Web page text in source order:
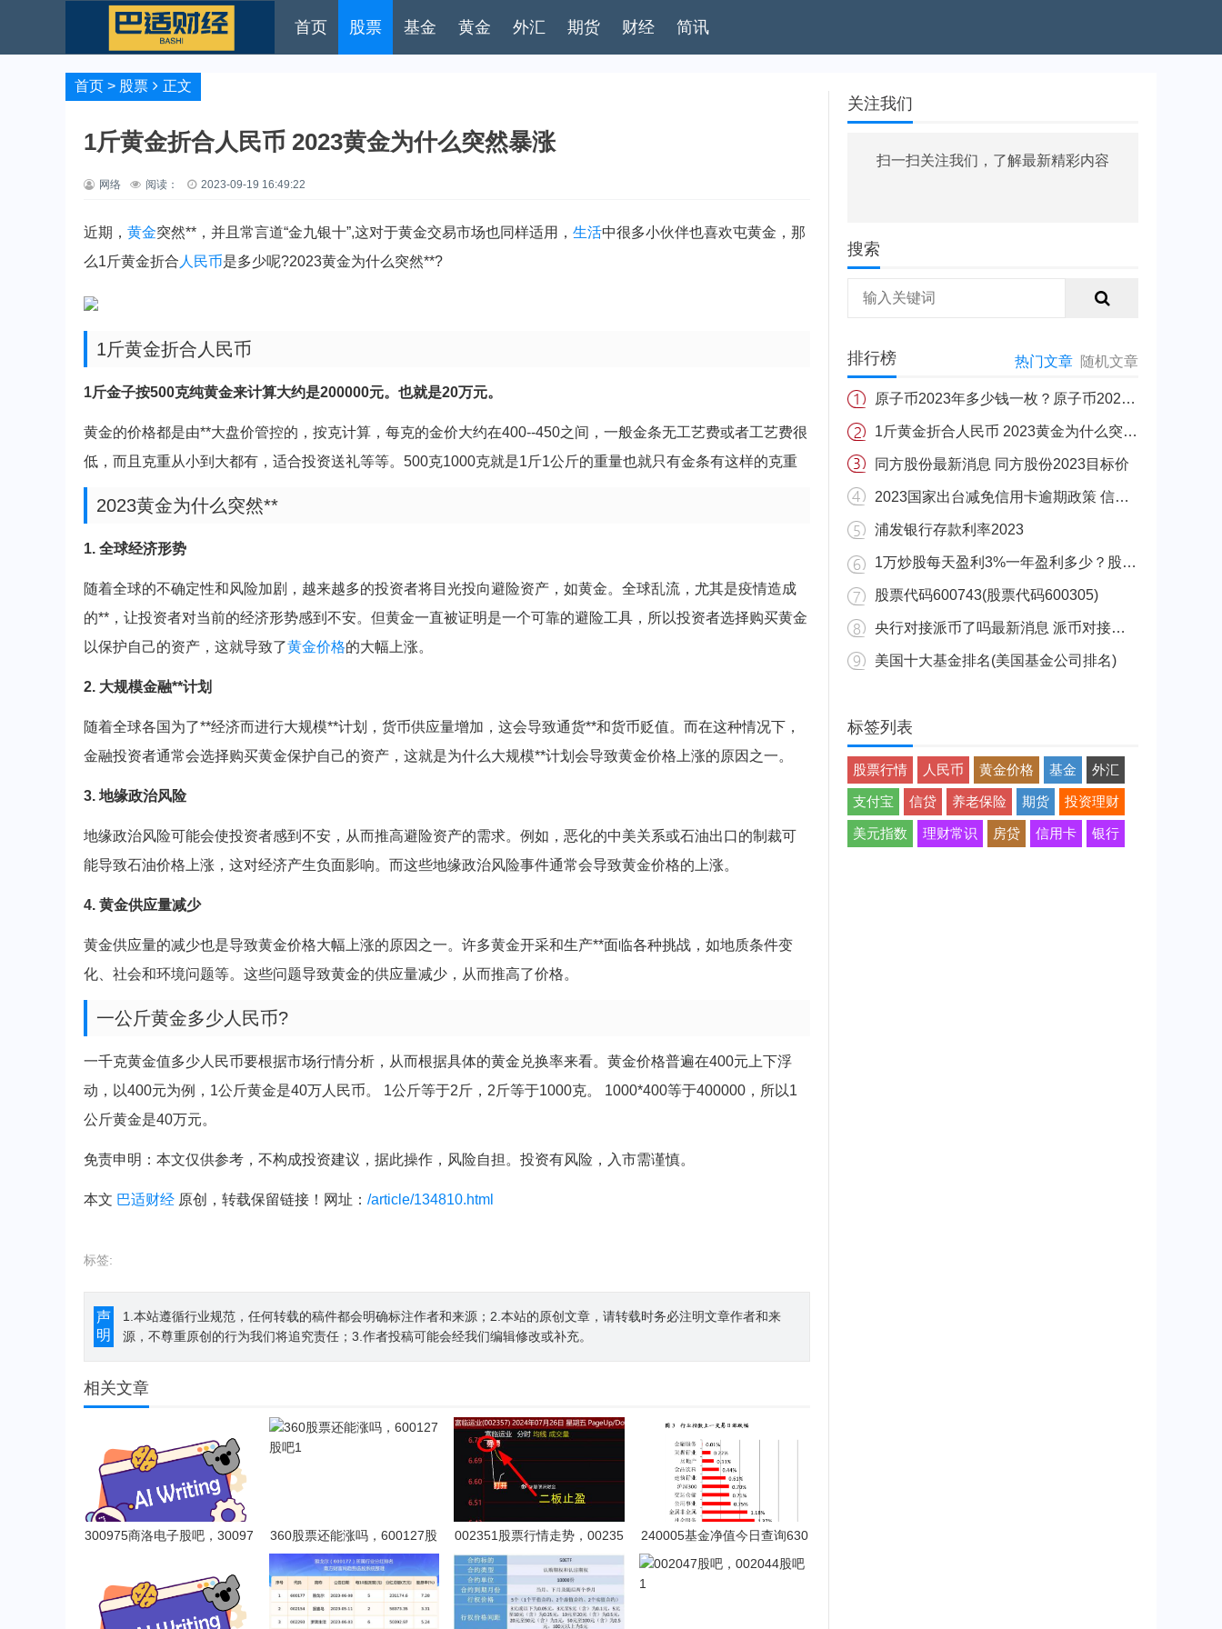
首页 股票 基金 黄金 外汇 期货 财经 简讯
首页 > 股票 正文
1斤黄金折合人民币 2023黄金为什么突然暴涨
网络 阅读： 2023-09-19 16:49:22
近期， 黄金突然**，并且常言道“金九银十”,这对于黄金交易市场也同样适用， 生活中很多小伙伴也喜欢屯黄金，那
么1斤黄金折合 人民币是多少呢?2023黄金为什么突然**?
1斤黄金折合人民币
1斤金子按500克纯黄金来计算大约是200000元。也就是20万元。
黄金的价格都是由**大盘价管控的，按克计算，每克的金价大约在400--450之间，一般金条无工艺费或者工艺费很
低，而且克重从小到大都有，适合投资送礼等等。500克1000克就是1斤1公斤的重量也就只有金条有这样的克重
2023黄金为什么突然**
1. 全球经济形势
随着全球的不确定性和风险加剧，越来越多的投资者将目光投向避险资产，如黄金。全球乱流，尤其是疫情造成
的**，让投资者对当前的经济形势感到不安。但黄金一直被证明是一个可靠的避险工具，所以投资者选择购买黄金
以保护自己的资产，这就导致了黄金价格的大幅上涨。
2. 大规模金融**计划
随着全球各国为了**经济而进行大规模**计划，货币供应量增加，这会导致通货**和货币贬值。而在这种情况下，
金融投资者通常会选择购买黄金保护自己的资产，这就是为什么大规模**计划会导致黄金价格上涨的原因之一。
3. 地缘政治风险
地缘政治风险可能会使投资者感到不安，从而推高避险资产的需求。例如，恶化的中美关系或石油出口的制裁可
能导致石油价格上涨，这对经济产生负面影响。而这些地缘政治风险事件通常会导致黄金价格的上涨。
4. 黄金供应量减少
黄金供应量的减少也是导致黄金价格大幅上涨的原因之一。许多黄金开采和生产**面临各种挑战，如地质条件变
化、社会和环境问题等。这些问题导致黄金的供应量减少，从而推高了价格。
一公斤黄金多少人民币?
一千克黄金值多少人民币要根据市场行情分析，从而根据具体的黄金兑换率来看。黄金价格普遍在400元上下浮
动，以400元为例，1公斤黄金是40万人民币。 1公斤等于2斤，2斤等于1000克。 1000*400等于400000，所以1
公斤黄金是40万元。
免责申明：本文仅供参考，不构成投资建议，据此操作，风险自担。投资有风险，入市需谨慎。
本文 巴适财经 原创，转载保留链接！网址： /article/134810.html
标签:
声
明
1.本站遵循行业规范，任何转载的稿件都会明确标注作者和来源；2.本站的原创文章，请转载时务必注明文章作者和来
源，不尊重原创的行为我们将追究责任；3.作者投稿可能会经我们编辑修改或补充。
相关文章
300975商洛电子股吧，30097
360股票还能涨吗，600127股
吧1
002351股票行情走势，00235
8股票
240005基金净值今日查询630
016，240005基金净值今日查
询最新
关注我们
扫一扫关注我们，了解最新精彩内容
搜索
排行榜 热门文章 随机文章
原子币2023年多少钱一枚？原子币2023年能上交易所吗？
1斤黄金折合人民币 2023黄金为什么突然暴涨
同方股份最新消息 同方股份2023目标价
2023国家出台减免信用卡逾期政策 信用卡逾期怎么办？
浦发银行存款利率2023
1万炒股每天盈利3%一年盈利多少？股市盈利要交所得税吗
股票代码600743(股票代码600305)
央行对接派币了吗最新消息 派币对接中国四大银行
美国十大基金排名(美国基金公司排名)
标签列表
股票行情 人民币 黄金价格 基金 外汇
支付宝 信贷 养老保险 期货 投资理财
美元指数 理财常识 房贷 信用卡 银行